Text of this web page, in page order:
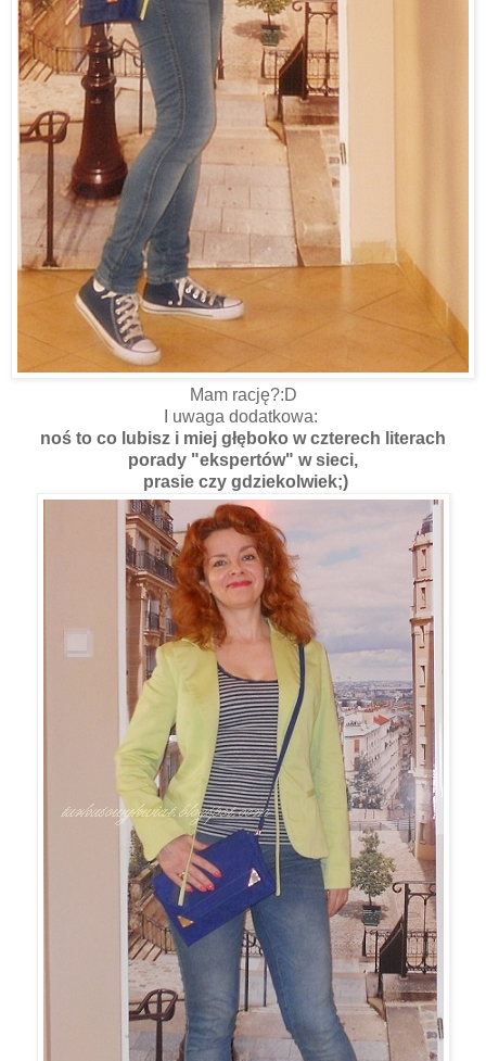
Mam rację?:D
I uwaga dodatkowa:
noś to co lubisz i miej głęboko w czterech literach
porady "ekspertów" w sieci,
prasie czy gdziekolwiek;)